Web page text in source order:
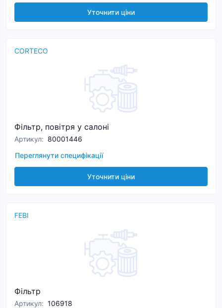
Уточнити ціни
CORTECO
Фільтр, повітря у салоні
Артикул: 80001446
Переглянути специфікації
Уточнити ціни
FEBI
Фільтр
Артикул: 106918